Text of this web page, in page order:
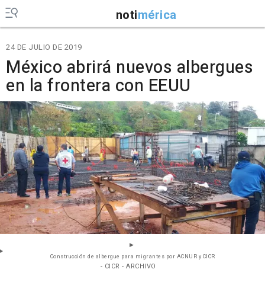
notimérica
24 DE JULIO DE 2019
México abrirá nuevos albergues
en la frontera con EEUU
Construcción de albergue para migrantes por ACNUR y CICR
- CICR - ARCHIVO